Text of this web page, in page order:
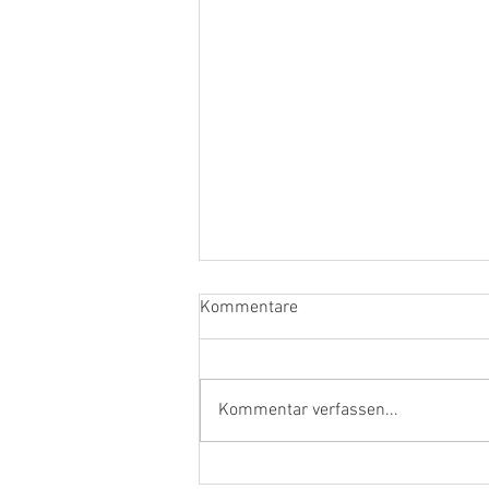
Kommentare
Kommentar verfassen...